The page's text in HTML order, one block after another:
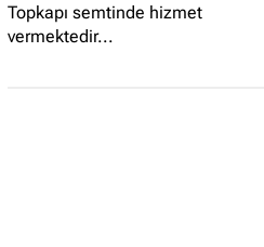
Topkapı semtinde hizmet
vermektedir...